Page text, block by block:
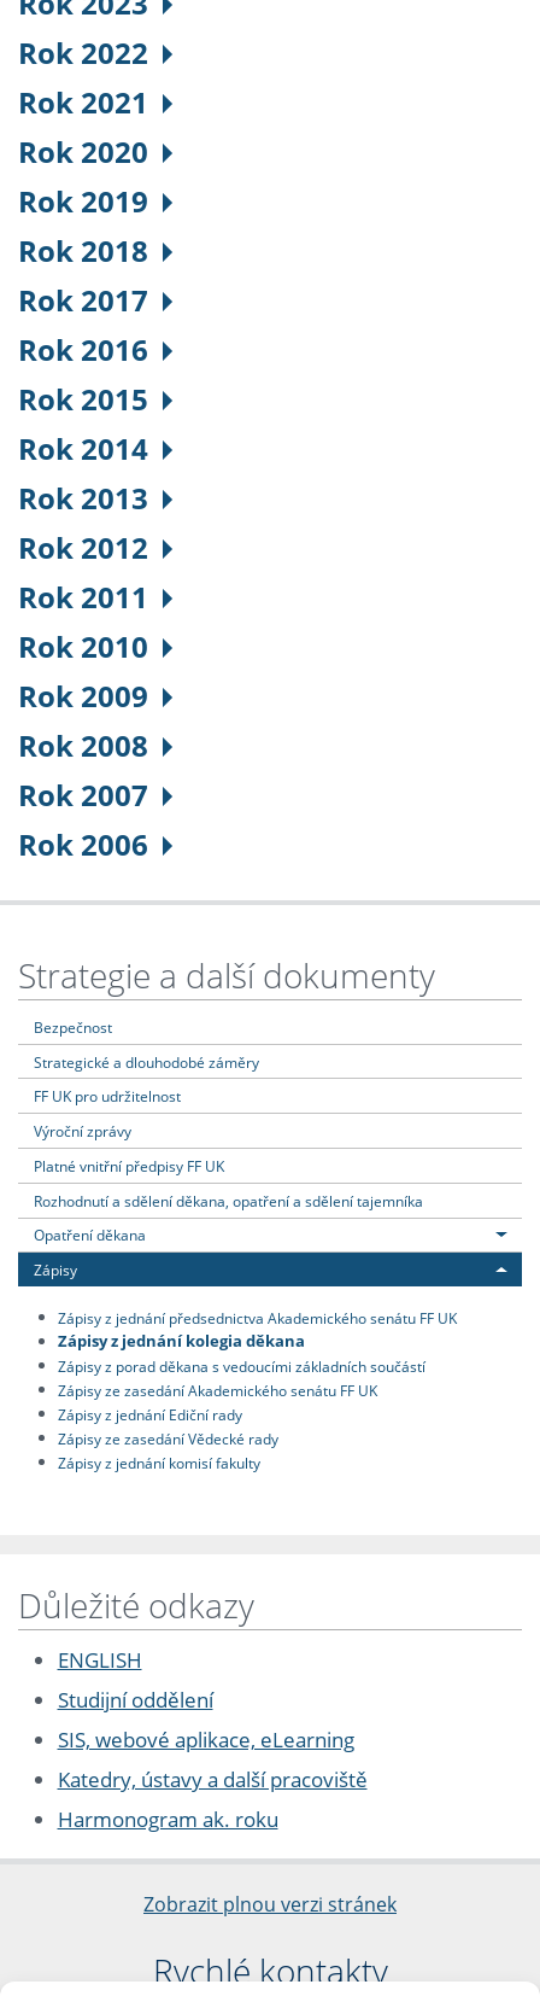
Rok 2022
Rok 2021
Rok 2020
Rok 2019
Rok 2018
Rok 2017
Rok 2016
Rok 2015
Rok 2014
Rok 2013
Rok 2012
Rok 2011
Rok 2010
Rok 2009
Rok 2008
Rok 2007
Rok 2006
Strategie a další dokumenty
Bezpečnost
Strategické a dlouhodobé záměry
FF UK pro udržitelnost
Výroční zprávy
Platné vnitřní předpisy FF UK
Rozhodnutí a sdělení děkana, opatření a sdělení tajemníka
Opatření děkana
Zápisy
Zápisy z jednání předsednictva Akademického senátu FF UK
Zápisy z jednání kolegia děkana
Zápisy z porad děkana s vedoucími základních součástí
Zápisy ze zasedání Akademického senátu FF UK
Zápisy z jednání Ediční rady
Zápisy ze zasedání Vědecké rady
Zápisy z jednání komisí fakulty
Důležité odkazy
ENGLISH
Studijní oddělení
SIS, webové aplikace, eLearning
Katedry, ústavy a další pracoviště
Harmonogram ak. roku
Zobrazit plnou verzi stránek
Rychlé kontakty